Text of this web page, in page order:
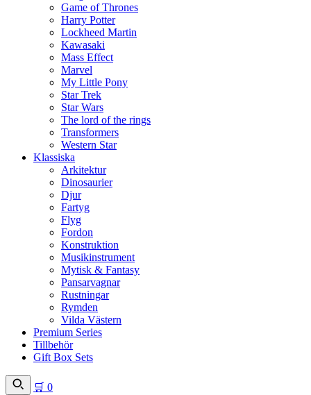
Game of Thrones
Harry Potter
Lockheed Martin
Kawasaki
Mass Effect
Marvel
My Little Pony
Star Trek
Star Wars
The lord of the rings
Transformers
Western Star
Klassiska
Arkitektur
Dinosaurier
Djur
Fartyg
Flyg
Fordon
Konstruktion
Musikinstrument
Mytisk & Fantasy
Pansarvagnar
Rustningar
Rymden
Vilda Västern
Premium Series
Tillbehör
Gift Box Sets
🛒 0